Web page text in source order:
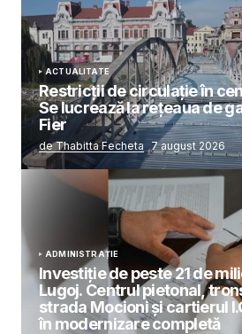
ACTUALITATE
Restricții de circulație în
Se lucrează la rețeaua de
Fier
de Thabitta Fecheta 7 august 2026
ADMINISTRAȚIE
Investiție de peste 21 de
Lugoj. Centrul pietonal,
strada Mocioni și cartierul
în modernizare completă